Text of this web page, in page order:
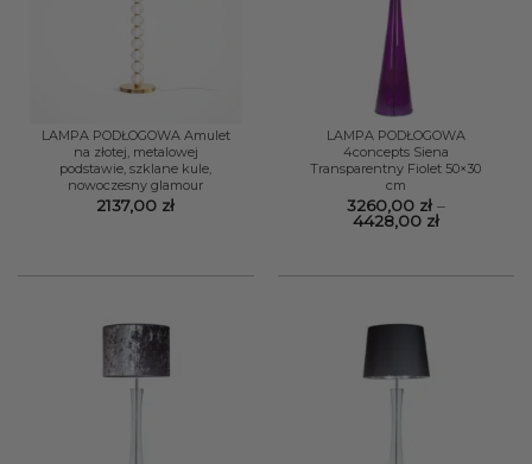
LAMPA PODŁOGOWA Amulet
na złotej, metalowej
podstawie, szklane kule,
nowoczesny glamour
2137,00 zł
LAMPA PODŁOGOWA
4concepts Siena
Transparentny Fiolet 50×30
cm
3260,00 zł –
4428,00 złZakres
do